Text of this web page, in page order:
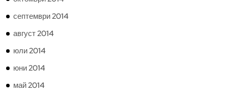
септември 2014
август 2014
юли 2014
юни 2014
май 2014